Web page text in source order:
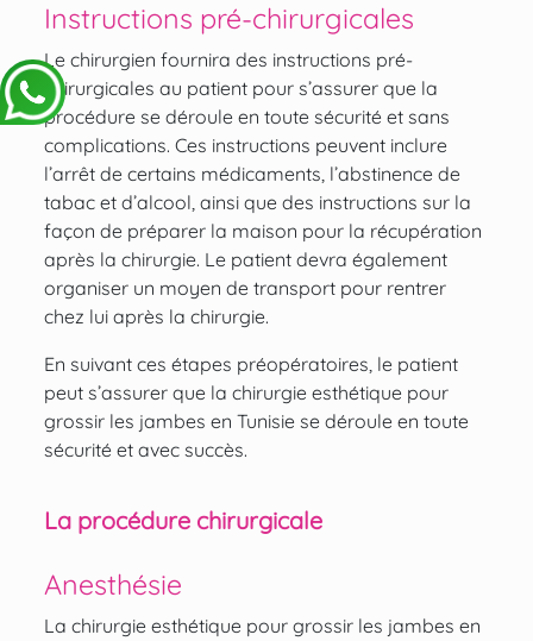
Instructions pré-chirurgicales
Le chirurgien fournira des instructions pré-
chirurgicales au patient pour s’assurer que la
procédure se déroule en toute sécurité et sans
complications. Ces instructions peuvent inclure
l’arrêt de certains médicaments, l’abstinence de
tabac et d’alcool, ainsi que des instructions sur la
façon de préparer la maison pour la récupération
après la chirurgie. Le patient devra également
organiser un moyen de transport pour rentrer
chez lui après la chirurgie.
En suivant ces étapes préopératoires, le patient
peut s’assurer que la chirurgie esthétique pour
grossir les jambes en Tunisie se déroule en toute
sécurité et avec succès.
La procédure chirurgicale
Anesthésie
La chirurgie esthétique pour grossir les jambes en